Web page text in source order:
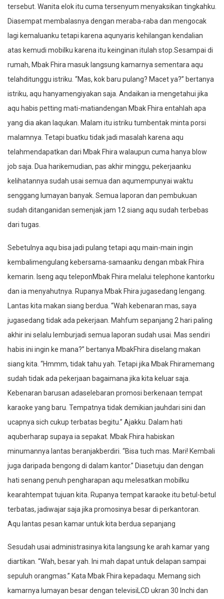
tersebut. Wanita elok itu cuma tersenyum menyaksikan tingkahku.
Diasempat membalasnya dengan meraba-raba dan mengocak
lagi kemaluanku tetapi karena aqunyaris kehilangan kendalian
atas kemudi mobilku karena itu keinginan itulah stop.Sesampai di
rumah, Mbak Fhira masuk langsung kamarnya sementara aqu
telahditunggu istriku. “Mas, kok baru pulang? Macet ya?” bertanya
istriku, aqu hanyamengiyakan saja. Andaikan ia mengetahui jika
aqu habis petting mati-matiandengan Mbak Fhira entahlah apa
yang dia akan laqukan. Malam itu istriku tumbentak minta porsi
malamnya. Tetapi buatku tidak jadi masalah karena aqu
telahmendapatkan dari Mbak Fhira walaupun cuma hanya blow
job saja. Dua harikemudian, pas akhir minggu, pekerjaanku
kelihatannya sudah usai semua dan aqumempunyai waktu
senggang lumayan banyak. Semua laporan dan pembukuan
sudah ditanganidan semenjak jam 12 siang aqu sudah terbebas
dari tugas.
Sebetulnya aqu bisa jadi pulang tetapi aqu main-main ingin
kembalimengulang kebersama-samaanku dengan mbak Fhira
kemarin. Iseng aqu teleponMbak Fhira melalui telephone kantorku
dan ia menyahutnya. Rupanya Mbak Fhira jugasedang lengang.
Lantas kita makan siang berdua. “Wah kebenaran mas, saya
jugasedang tidak ada pekerjaan. Mahfum sepanjang 2 hari paling
akhir ini selalu lemburjadi semua laporan sudah usai. Mas sendiri
habis ini ingin ke mana?” bertanya MbakFhira diselang makan
siang kita. “Hmmm, tidak tahu yah. Tetapi jika Mbak Fhiramemang
sudah tidak ada pekerjaan bagaimana jika kita keluar saja.
Kebenaran barusan adaselebaran promosi berkenaan tempat
karaoke yang baru. Tempatnya tidak demikian jauhdari sini dan
ucapnya sich cukup terbatas begitu.” Ajakku. Dalam hati
aquberharap supaya ia sepakat. Mbak Fhira habiskan
minumannya lantas beranjakberdiri. “Bisa tuch mas. Mari! Kembali
juga daripada bengong di dalam kantor.” Diasetuju dan dengan
hati senang penuh pengharapan aqu melesatkan mobilku
kearahtempat tujuan kita. Rupanya tempat karaoke itu betul-betul
terbatas, jadiwajar saja jika promosinya besar di perkantoran.
Aqu lantas pesan kamar untuk kita berdua sepanjang
Sesudah usai administrasinya kita langsung ke arah kamar yang
diartikan. “Wah, besar yah. Ini mah dapat untuk delapan sampai
sepuluh orangmas.” Kata Mbak Fhira kepadaqu. Memang sich
kamarnya lumayan besar dengan televisiLCD ukran 30 Inchi dan